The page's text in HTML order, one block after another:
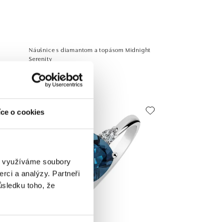
o cookies
soubory
a analýzy. Partneři
toho, že
Náušnice s diamantom a topásom Midnight
Serenity
od 1 095 €